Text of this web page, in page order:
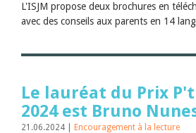
L'ISJM propose deux brochures en
avec des conseils aux parents en 14
Le lauréat du Prix
2024 est Bruno
21.06.2024 | Encouragement à la lecture